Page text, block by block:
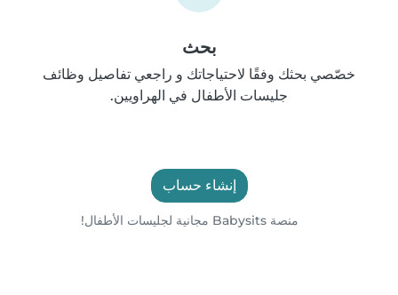
بحث
خصّصي بحثك وفقًا لاحتياجاتك و راجعي تفاصيل وظائف
جليسات الأطفال في الهراويين.
إنشاء حساب
منصة Babysits مجانية لجليسات الأطفال!